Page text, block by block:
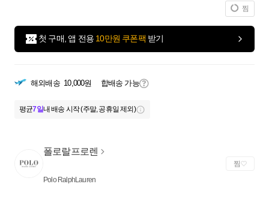
찜
첫 구매, 앱 전용 10만원 쿠폰팩 받기
해외배송 10,000원 합배송 가능
평균7일내 배송 시작 (주말, 공휴일 제외)
폴로랄프로렌
Polo RalphLauren
찜